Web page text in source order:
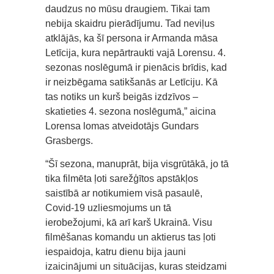
daudzus no mūsu draugiem. Tikai tam
nebija skaidru pierādījumu. Tad neviļus
atklājās, ka šī persona ir Armanda māsa
Letīcija, kura nepārtraukti vajā Lorensu. 4.
sezonas noslēgumā ir pienācis brīdis, kad
ir neizbēgama satikšanās ar Letīciju. Kā
tas notiks un kurš beigās izdzīvos –
skatieties 4. sezona noslēgumā,” aicina
Lorensa lomas atveidotājs Gundars
Grasbergs.
“Šī sezona, manuprāt, bija visgrūtākā, jo tā
tika filmēta ļoti sarežģītos apstākļos
saistībā ar notikumiem visā pasaulē,
Covid-19 uzliesmojums un tā
ierobežojumi, kā arī karš Ukrainā. Visu
filmēšanas komandu un aktierus tas ļoti
iespaidoja, katru dienu bija jauni
izaicinājumi un situācijas, kuras steidzami